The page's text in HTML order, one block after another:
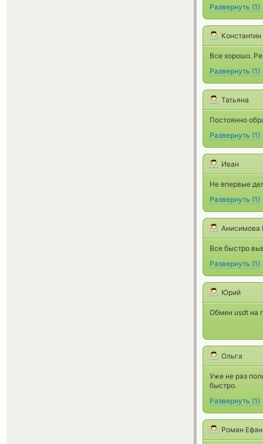
Развернуть (1)
Koнстантин
Все хорошо.
Развернуть (1)
Татьяна
Постоянно
Развернуть (1)
Иван
Не впервые
Развернуть (1)
Анисимова
Все быстро
Развернуть (1)
Юрий
Обмен usdt на
Ольга
Уже не раз
быстро.
Развернуть (1)
Роман